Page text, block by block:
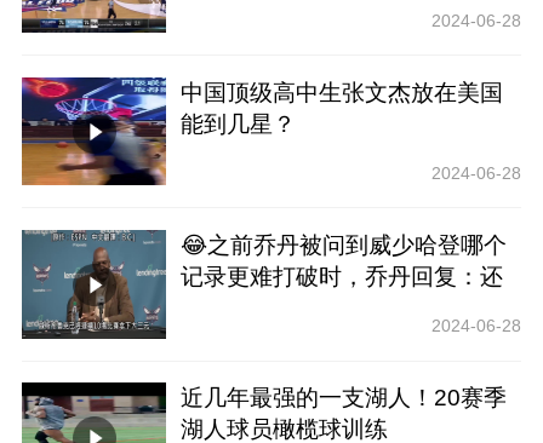
2024-06-28
中国顶级高中生张文杰放在美国
能到几星？
2024-06-28
😂之前乔丹被问到威少哈登哪个
记录更难打破时，乔丹回复：还
2024-06-28
近几年最强的一支湖人！20赛季
湖人球员橄榄球训练